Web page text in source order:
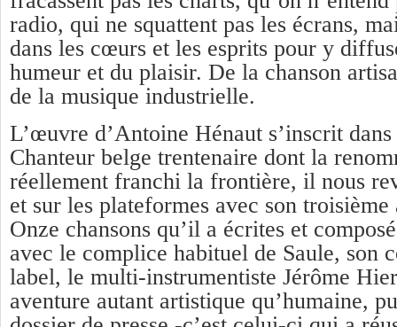
radio, qui ne squattent pas les écrans,
dans les cœurs et les esprits pour y
humeur et du plaisir. De la chanson
de la musique industrielle.
L’œuvre d’Antoine Hénaut s’inscrit
Chanteur belge trentenaire dont la
réellement franchi la frontière, il nous
et sur les plateformes avec son
Onze chansons qu’il a écrites et
avec le complice habituel de Saule, son
label, le multi-instrumentiste Jérôme
aventure autant artistique qu’humaine,